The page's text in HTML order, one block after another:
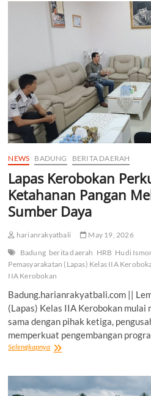
Bali,
Bupati
Badung
Aktifkan
Pecalang
dan
Bankamda
NEWS BADUNG BERITA DAERAH
Lapas Kerobokan
Ketahanan Pangan
Sumber Daya
harianrakyatbali
May 19, 2026
Badung berita daerah HRB Hudi
Pemasyarakatan (Lapas) Kelas IIA
IIA Kerobokan
Badung.harianrakyatbali.com ||
(Lapas) Kelas IIA Kerobokan mulai
sama dengan pihak ketiga,
memperkuat pengembangan
SelengkapnyaLapas
Ketahanan